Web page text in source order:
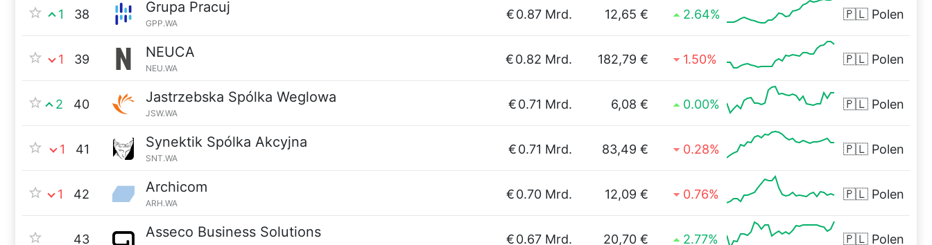
1 38 Grupa Pracuj
GPP.WA
€0.87 Mrd. 12,65 € 2.64% 🇵🇱 Polen
1 39 NEUCA
NEU.WA
€0.82 Mrd. 182,79 € 1.50% 🇵🇱 Polen
2 40 Jastrzebska Spólka Weglowa
JSW.WA
€0.71 Mrd. 6,08 € 0.00% 🇵🇱 Polen
1 41 Synektik Spólka Akcyjna
SNT.WA
€0.71 Mrd. 83,49 € 0.28% 🇵🇱 Polen
1 42 Archicom
ARH.WA
€0.70 Mrd. 12,09 € 0.76% 🇵🇱 Polen
43 Asseco Business Solutions €0.67 Mrd. 20,70 € 2.77% 🇵🇱 Polen